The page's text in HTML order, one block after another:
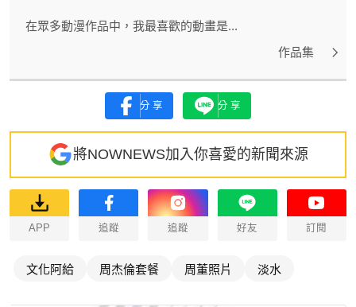
在眾多動漫作品中，我最喜歡的動畫是...
作品集
分享 分享
將NOWNEWS加入你喜愛的新聞來源
APP 追蹤 追蹤 好友 訂閱
文化阿給 周杰倫套餐 周董照片 淡水